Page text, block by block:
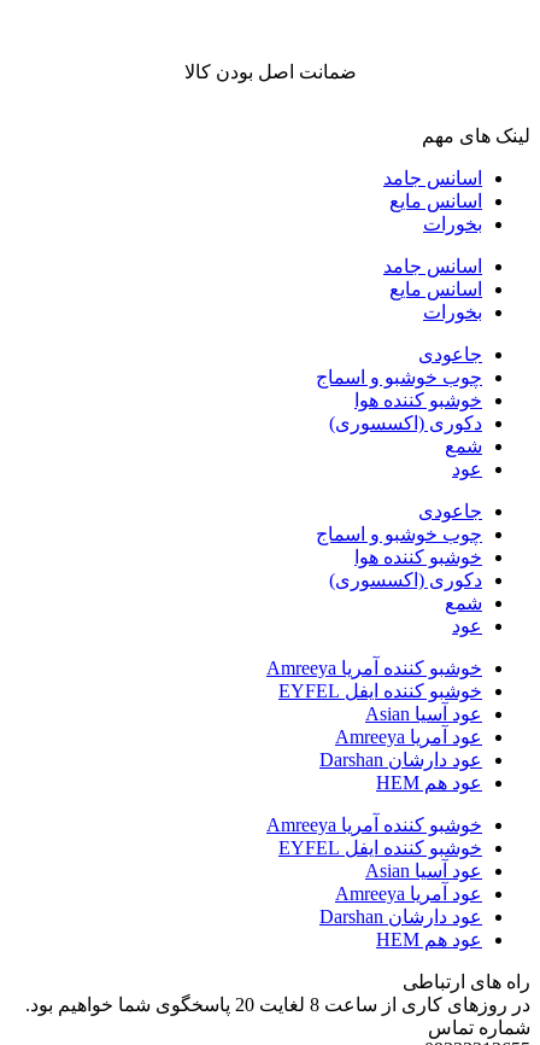
ضمانت اصل بودن کالا
لینک های مهم
اسانس جامد
اسانس مایع
بخورات
اسانس جامد
اسانس مایع
بخورات
جاعودی
چوب خوشبو و اسماج
خوشبو کننده هوا
دکوری (اکسسوری)
شمع
عود
جاعودی
چوب خوشبو و اسماج
خوشبو کننده هوا
دکوری (اکسسوری)
شمع
عود
خوشبو کننده آمریا Amreeya
خوشبو کننده ایفل EYFEL
عود آسیا Asian
عود آمریا Amreeya
عود دارشان Darshan
عود هم HEM
خوشبو کننده آمریا Amreeya
خوشبو کننده ایفل EYFEL
عود آسیا Asian
عود آمریا Amreeya
عود دارشان Darshan
عود هم HEM
راه های ارتباطی
در روزهای کاری از ساعت 8 لغایت 20 پاسخگوی شما خواهیم بود.
شماره تماس